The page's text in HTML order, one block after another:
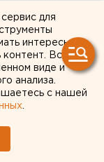
за шагом.
одинаково.
для
интересы
Вся
виде и
анализа.
с нашей